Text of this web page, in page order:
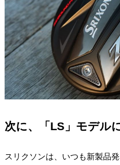
次に、「LS」モデル
スリクソンは、いつも新製品